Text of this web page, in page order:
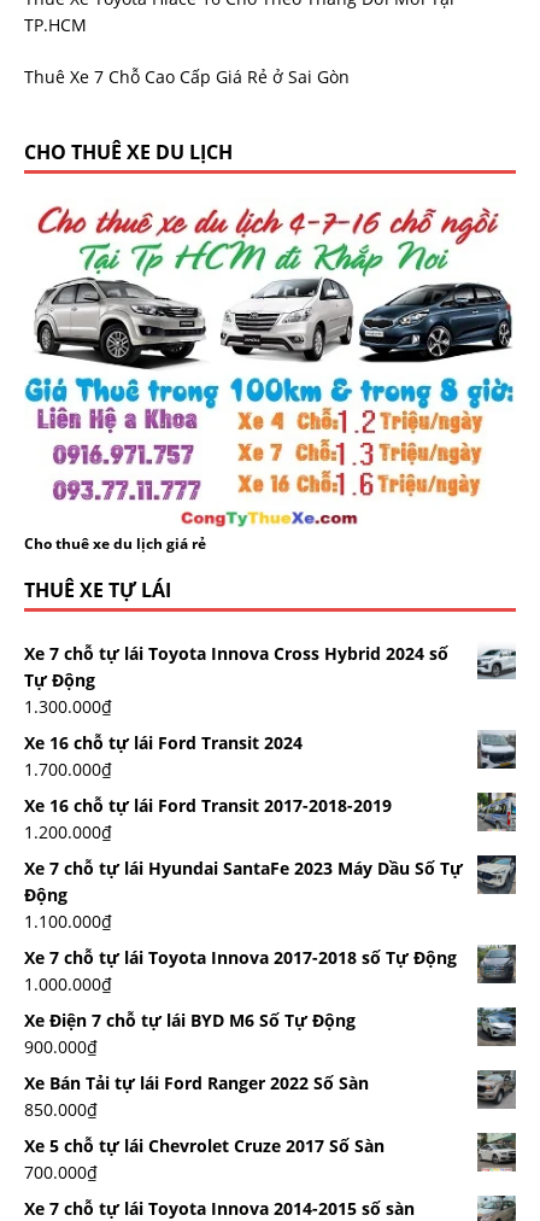
TP.HCM
Thuê Xe 7 Chỗ Cao Cấp Giá Rẻ ở Sai Gòn
CHO THUÊ XE DU LỊCH
Cho thuê xe du lịch giá rẻ
THUÊ XE TỰ LÁI
Xe 7 chỗ tự lái Toyota Innova Cross Hybrid 2024 số
Tự Động
1.300.000₫
Xe 16 chỗ tự lái Ford Transit 2024
1.700.000₫
Xe 16 chỗ tự lái Ford Transit 2017-2018-2019
1.200.000₫
Xe 7 chỗ tự lái Hyundai SantaFe 2023 Máy Dầu Số Tự
Động
1.100.000₫
Xe 7 chỗ tự lái Toyota Innova 2017-2018 số Tự Động
1.000.000₫
Xe Điện 7 chỗ tự lái BYD M6 Số Tự Động
900.000₫
Xe Bán Tải tự lái Ford Ranger 2022 Số Sàn
850.000₫
Xe 5 chỗ tự lái Chevrolet Cruze 2017 Số Sàn
700.000₫
Xe 7 chỗ tự lái Toyota Innova 2014-2015 số sàn